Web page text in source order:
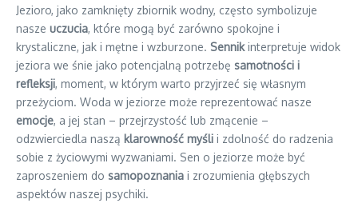
Jezioro, jako zamknięty zbiornik wodny, często symbolizuje
nasze uczucia, które mogą być zarówno spokojne i
krystaliczne, jak i mętne i wzburzone. Sennikinterpretuje widok
jeziora we śnie jako potencjalną potrzebę samotności i
refleksji, moment, w którym warto przyjrzeć się własnym
przeżyciom. Woda w jeziorze może reprezentować nasze
emocje, a jej stan – przejrzystość lub zmącenie –
odzwierciedla naszą klarowność myśli i zdolność do radzenia
sobie z życiowymi wyzwaniami. Sen o jeziorze może być
zaproszeniem do samopoznania i zrozumienia głębszych
aspektów naszej psychiki.